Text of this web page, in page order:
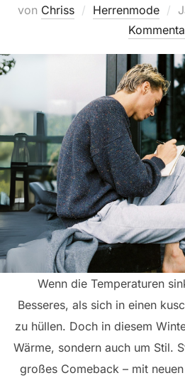
von Chriss Herrenmode
Wenn die Temperaturen
Besseres, als sich in einen
zu hüllen. Doch in diesem
Wärme, sondern auch um Stil.
großes Comeback – mit